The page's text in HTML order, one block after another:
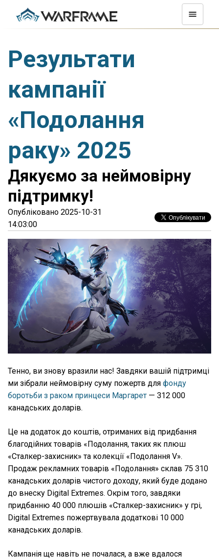
Результати
кампанії
«Подолання
раку» 2025
Дякуємо за неймовірну
підтримку!
Опубліковано 2025-10-31
14:03:00
Тенно, ви знову вразили нас! Завдяки вашій підтримці
ми зібрали неймовірну суму пожертв для фонду
боротьби з раком принцеси Маргарет — 312 000
канадських доларів.
Це на додаток до коштів, отриманих від придбання
благодійних товарів «Подолання, таких як плюш
«Сталкер-захисник» та колекції «Подолання V».
Продаж рекламних товарів «Подолання» склав 75 310
канадських доларів чистого доходу, який буде додано
до внеску Digital Extremes. Окрім того, завдяки
придбанню 40 000 плюшів «Сталкер-захисник» у грі,
Digital Extremes пожертвувала додаткові 10 000
канадських доларів.
Кампанія ще навіть не почалася, а вже вдалося